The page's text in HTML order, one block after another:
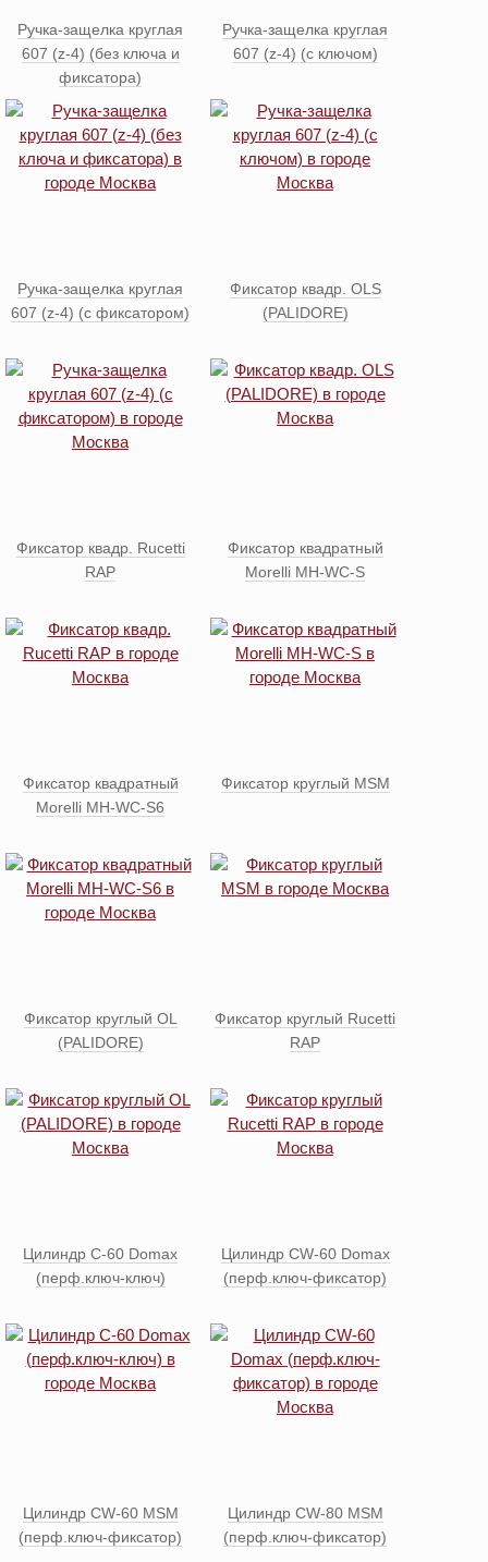
Ручка-защелка круглая
607 (z-4) (без ключа и
фиксатора)
Ручка-защелка круглая
607 (z-4) (с ключом)
Ручка-защелка круглая
607 (z-4) (с фиксатором)
Фиксатор квадр. OLS
(PALIDORE)
Фиксатор квадр. Rucetti
RAP
Фиксатор квадратный
Morelli MH-WC-S
Фиксатор квадратный
Morelli MH-WC-S6
Фиксатор круглый MSM
Фиксатор круглый OL
(PALIDORE)
Фиксатор круглый Rucetti
RAP
Цилиндр C-60 Domax
(перф.ключ-ключ)
Цилиндр CW-60 Domax
(перф.ключ-фиксатор)
Цилиндр CW-60 MSM
(перф.ключ-фиксатор)
Цилиндр CW-80 MSM
(перф.ключ-фиксатор)